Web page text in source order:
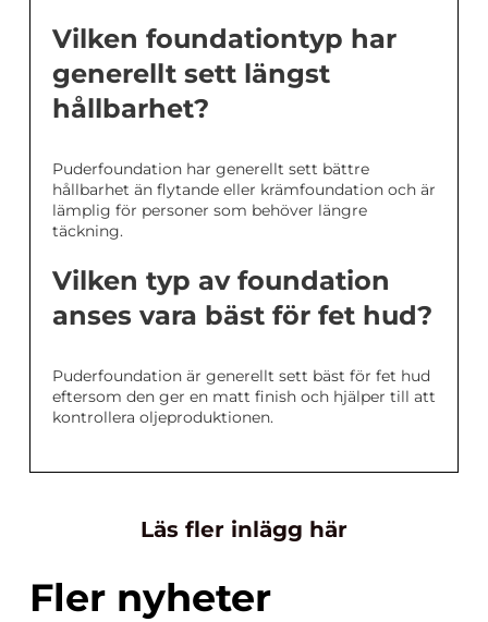
Vilken foundationtyp har
generellt sett längst
hållbarhet?
Puderfoundation har generellt sett bättre
hållbarhet än flytande eller krämfoundation och är
lämplig för personer som behöver längre
täckning.
Vilken typ av foundation
anses vara bäst för fet hud?
Puderfoundation är generellt sett bäst för fet hud
eftersom den ger en matt finish och hjälper till att
kontrollera oljeproduktionen.
Läs fler inlägg här
Fler nyheter